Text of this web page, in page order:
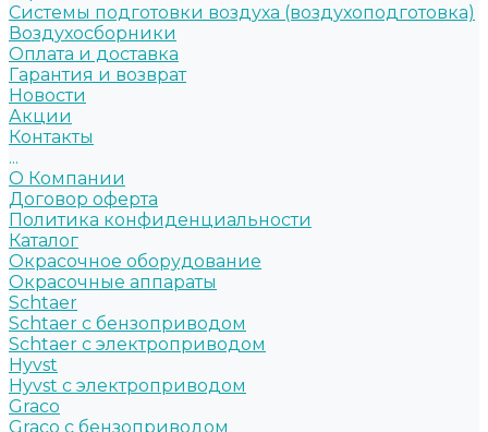
Системы подготовки воздуха (воздухоподготовка)
Воздухосборники
Оплата и доставка
Гарантия и возврат
Новости
Акции
Контакты
...
О Компании
Договор оферта
Политика конфиденциальности
Каталог
Окрасочное оборудование
Окрасочные аппараты
Schtaer
Schtaer с бензоприводом
Schtaer c электроприводом
Hyvst
Hyvst с электроприводом
Graco
Graco c бензоприводом